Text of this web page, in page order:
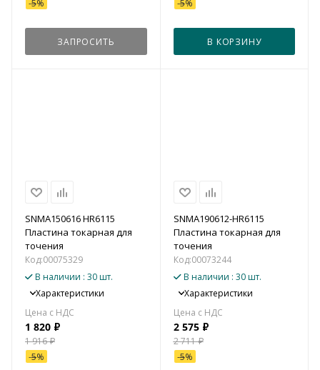
-5%
ЗАПРОСИТЬ
-5%
В КОРЗИНУ
SNMA150616 HR6115
Пластина токарная для
точения
Код:00075329
В наличии : 30 шт.
Характеристики
1 820 ₽
1 916₽
-5%
SNMA190612-HR6115
Пластина токарная для
точения
Код:00073244
В наличии : 30 шт.
Характеристики
2 575₽
2 711₽
-5%